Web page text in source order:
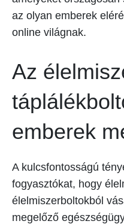
az olyan emberek
online világnak.
Az
emberek
A kulcsfontosságú
fogyasztókat, hogy
élelmiszerboltokból
megelőző